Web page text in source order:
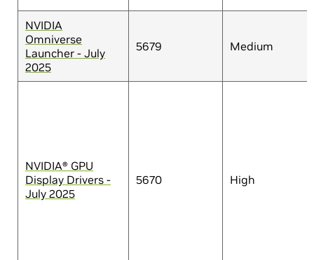
NVIDIA
Omniverse
Launcher - July
2025
5679 Medium
NVIDIA® GPU
Display Drivers -
July 2025
5670 High